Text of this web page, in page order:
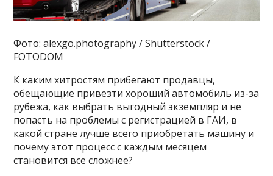
Фото: alexgo.photography / Shutterstock /
FOTODOM
К каким хитростям прибегают продавцы,
обещающие привезти хороший автомобиль из-за
рубежа, как выбрать выгодный экземпляр и не
попасть на проблемы с регистрацией в ГАИ, в
какой стране лучше всего приобретать машину и
почему этот процесс с каждым месяцем
становится все сложнее?